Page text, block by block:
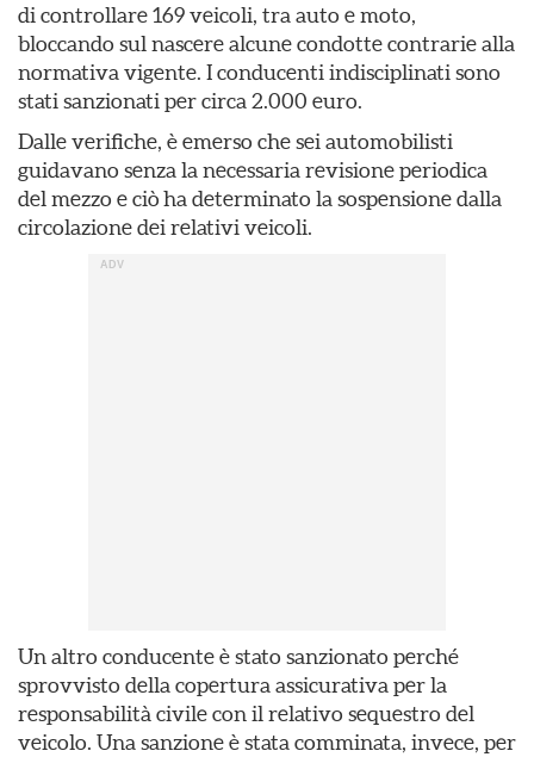
di controllare 169 veicoli, tra auto e moto,
bloccando sul nascere alcune condotte contrarie alla
normativa vigente. I conducenti indisciplinati sono
stati sanzionati per circa 2.000 euro.
Dalle verifiche, è emerso che sei automobilisti
guidavano senza la necessaria revisione periodica
del mezzo e ciò ha determinato la sospensione dalla
circolazione dei relativi veicoli.
Un altro conducente è stato sanzionato perché
sprovvisto della copertura assicurativa per la
responsabilità civile con il relativo sequestro del
veicolo. Una sanzione è stata comminata, invece, per